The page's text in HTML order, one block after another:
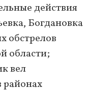
действия
Богдановка
обстрелов
области;
вел
районах